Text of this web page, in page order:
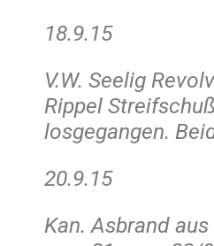
18.9.15
V.W. Seelig
Rippel
losgegangen.
20.9.15
Kan. Asbrand